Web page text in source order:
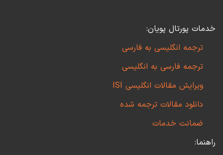
خدمات پورتال پویان:
ترجمه انگلیسی به فارسی
ترجمه فارسی به انگلیسی
ویرایش مقالات انگلیسی ISI
دانلود مقالات ترجمه شده
ضمانت خدمات
راهنما: